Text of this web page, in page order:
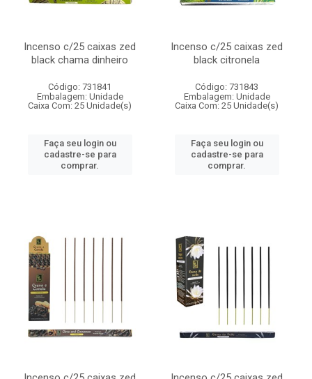
Incenso c/25 caixas zed
black chama dinheiro
Código: 731841
Embalagem: Unidade
Caixa Com: 25 Unidade(s)
Faça seu login ou
cadastre-se para
comprar.
Incenso c/25 caixas zed
black citronela
Código: 731843
Embalagem: Unidade
Caixa Com: 25 Unidade(s)
Faça seu login ou
cadastre-se para
comprar.